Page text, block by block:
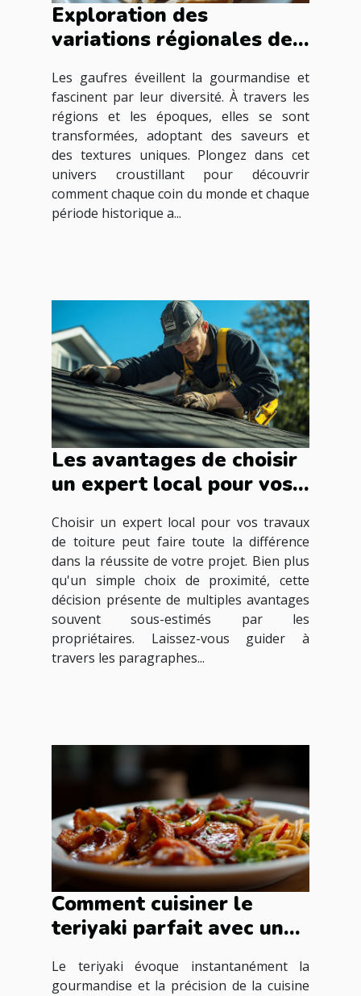
Exploration des
variations régionales des
époques
Les gaufres éveillent la gourmandise et
fascinent par leur diversité. À travers les
régions et les époques, elles se sont
transformées, adoptant des saveurs et
des textures uniques. Plongez dans cet
univers croustillant pour découvrir
comment chaque coin du monde et chaque
période historique a...
Les avantages de choisir
un expert local pour vos
Choisir un expert local pour vos travaux
de toiture peut faire toute la différence
dans la réussite de votre projet. Bien plus
qu'un simple choix de proximité, cette
décision présente de multiples avantages
souvent sous-estimés par les
propriétaires. Laissez-vous guider à
travers les paragraphes...
Comment cuisiner le
teriyaki parfait avec une
Le teriyaki évoque instantanément la
gourmandise et la précision de la cuisine